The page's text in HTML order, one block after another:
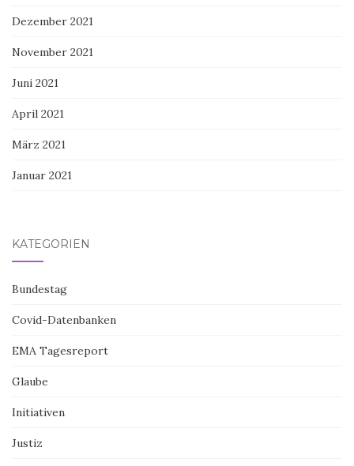
Dezember 2021
November 2021
Juni 2021
April 2021
März 2021
Januar 2021
KATEGORIEN
Bundestag
Covid-Datenbanken
EMA Tagesreport
Glaube
Initiativen
Justiz